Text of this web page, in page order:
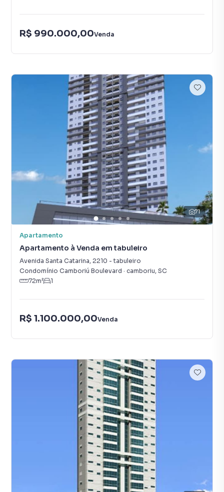
R$ 990.000,00Venda
71
Apartamento
Apartamento à Venda em tabuleiro
Avenida Santa Catarina, 2210 - tabuleiro
Condomínio Camboriú Boulevard · camboriu, SC
72m² 1
R$ 1.100.000,00Venda